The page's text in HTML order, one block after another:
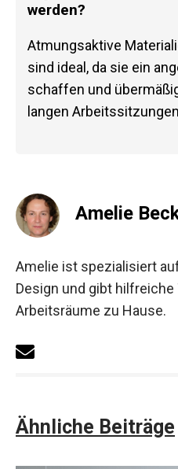
werden?
Atmungsaktive
sind ideal, da sie ein
schaffen und
langen
Amelie
Amelie ist spezialisiert
Design und gibt
Arbeitsräume zu Hause.
Ähnliche Beiträge